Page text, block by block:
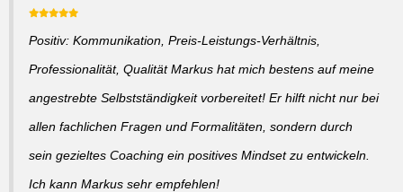
Positiv: Kommunikation, Preis-Leistungs-Verhältnis,
Professionalität, Qualität Markus hat mich bestens auf meine
angestrebte Selbstständigkeit vorbereitet! Er hilft nicht nur bei
allen fachlichen Fragen und Formalitäten, sondern durch
sein gezieltes Coaching ein positives Mindset zu entwickeln.
Ich kann Markus sehr empfehlen!